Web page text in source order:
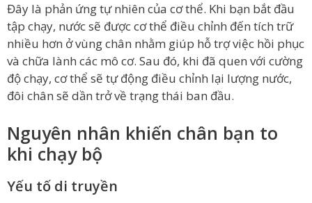
Đây là phản ứng tự nhiên của cơ thể. Khi bạn bắt đầu
tập chạy, nước sẽ được cơ thể điều chỉnh đến tích trữ
nhiều hơn ở vùng chân nhằm giúp hỗ trợ việc hồi phục
và chữa lành các mô cơ. Sau đó, khi đã quen với cường
độ chạy, cơ thể sẽ tự động điều chỉnh lại lượng nước,
đôi chân sẽ dần trở về trạng thái ban đầu.
Nguyên nhân khiến chân bạn to
khi chạy bộ
Yếu tố di truyền